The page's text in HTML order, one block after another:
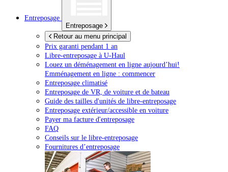
Entreposage
Entreposage
Retour au menu principal
Prix garanti pendant 1 an
Libre-entreposage à U-Haul
Louez un déménagement en ligne aujourd’hui!
Emménagement en ligne : commencer
Entreposage climatisé
Entreposage de VR, de voiture et de bateau
Guide des tailles d'unités de libre-entreposage
Entreposage extérieur/accessible en voiture
Payer ma facture d'entreposage
FAQ
Conseils sur le libre-entreposage
Fournitures d’entreposage